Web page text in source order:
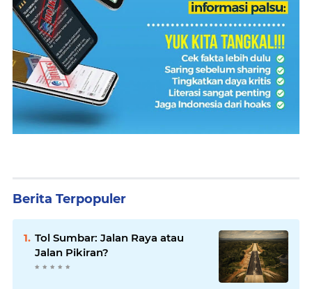
Berita Terpopuler
Tol Sumbar: Jalan Raya atau
Jalan Pikiran?